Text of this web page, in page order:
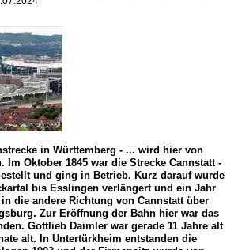
in Württemberg - ... wird hier von
Im Oktober 1845 war die Strecke Cannstatt -
und ging in Betrieb. Kurz darauf wurde
bis Esslingen verlängert und ein Jahr
die andere Richtung von Cannstatt über
Zur Eröffnung der Bahn hier war das
Gottlieb Daimler war gerade 11 Jahre alt
alt. In Untertürkheim entstanden die